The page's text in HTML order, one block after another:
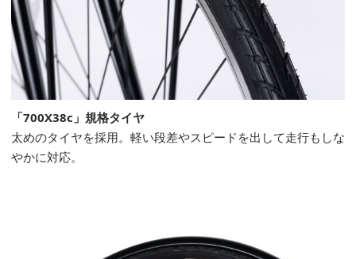
「700X38c」規格タイヤ
太めのタイヤを採用。軽い段差やスピードを出して走行もしな
やかに対応。